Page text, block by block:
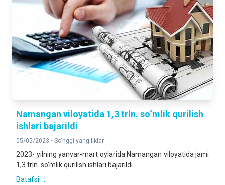
Namangan viloyatida 1,3 trln. so‘mlik qurilish
ishlari bajarildi
05/05/2023 • So'nggi yangiliklar
2023- yilning yanvar-mart oylarida Namangan viloyatida jami
1,3 trln. so‘mlik qurilish ishlari bajarildi.
Batafsil ...